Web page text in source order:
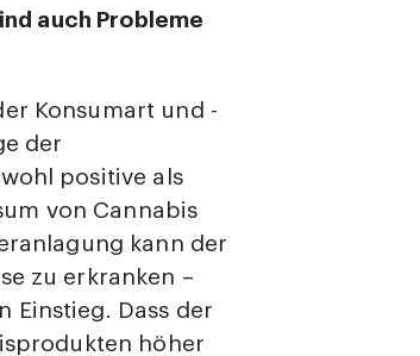
auch Probleme
Konsumart und -
der
positive als
von Cannabis
kann der
zu erkranken –
Einstieg. Dass der
höher